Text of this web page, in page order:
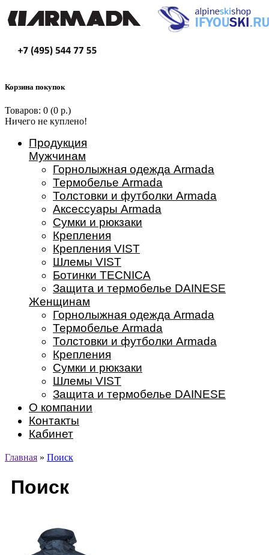
Корзина покупок
Товаров: 0 (0 р.)
Ничего не куплено!
Продукция
Мужчинам
Горнолыжная одежда Armada
Термобелье Armada
Толстовки и футболки Armada
Аксессуары Armada
Сумки и рюкзаки
Крепления
Крепления VIST
Шлемы VIST
Ботинки TECNICA
Защита и термобелье DAINESE
Женщинам
Горнолыжная одежда Armada
Термобелье Armada
Толстовки и футболки Armada
Крепления
Сумки и рюкзаки
Шлемы VIST
Защита и термобелье DAINESE
О компании
Контакты
Кабинет
Главная » Поиск
Поиск